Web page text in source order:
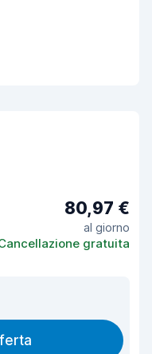
80,97 €
al giorno
gratuita